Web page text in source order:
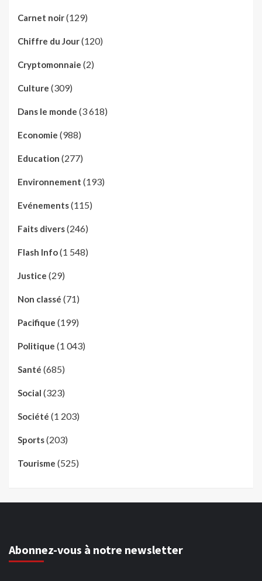
Carnet noir(129)
Chiffre du Jour(120)
Cryptomonnaie (2)
Culture (309)
Dans le monde (3 618)
Economie (988)
Education (277)
Environnement (193)
Evénements(115)
Faits divers(246)
Flash Info(1 548)
Justice (29)
Non classé (71)
Pacifique (199)
Politique (1 043)
Santé (685)
Social (323)
Société (1 203)
Sports(203)
Tourisme (525)
Abonnez-vous à notre newsletter